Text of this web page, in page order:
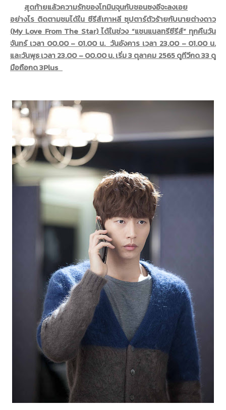
สุดท้ายแล้วความรักของโทมินจุนกับชอนซงอีจะลงเอย
อย่างไร ติดตามชมได้ใน ซีรีส์เกาหลี ซุปตาร์ตัวร้ายกับนายต่างดาว
(My Love From The Star) ได้ในช่วง “แชนแนลทรีซีรีส์” ทุกคืนวัน
จันทร์ เวลา 00.00 – 01.00 น. วันอังคาร เวลา 23.00 – 01.00 น.
และวันพุธ เวลา 23.00 – 00.00 น. เริ่ม 3 ตุลาคม 2565 ดูทีวีกด 33 ดู
มือถือกด 3Plus